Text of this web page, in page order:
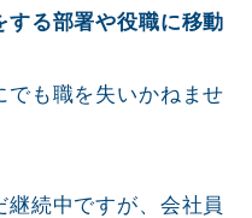
する部署や役職に移動
でも職を失いかねませ
継続中ですが、会社員